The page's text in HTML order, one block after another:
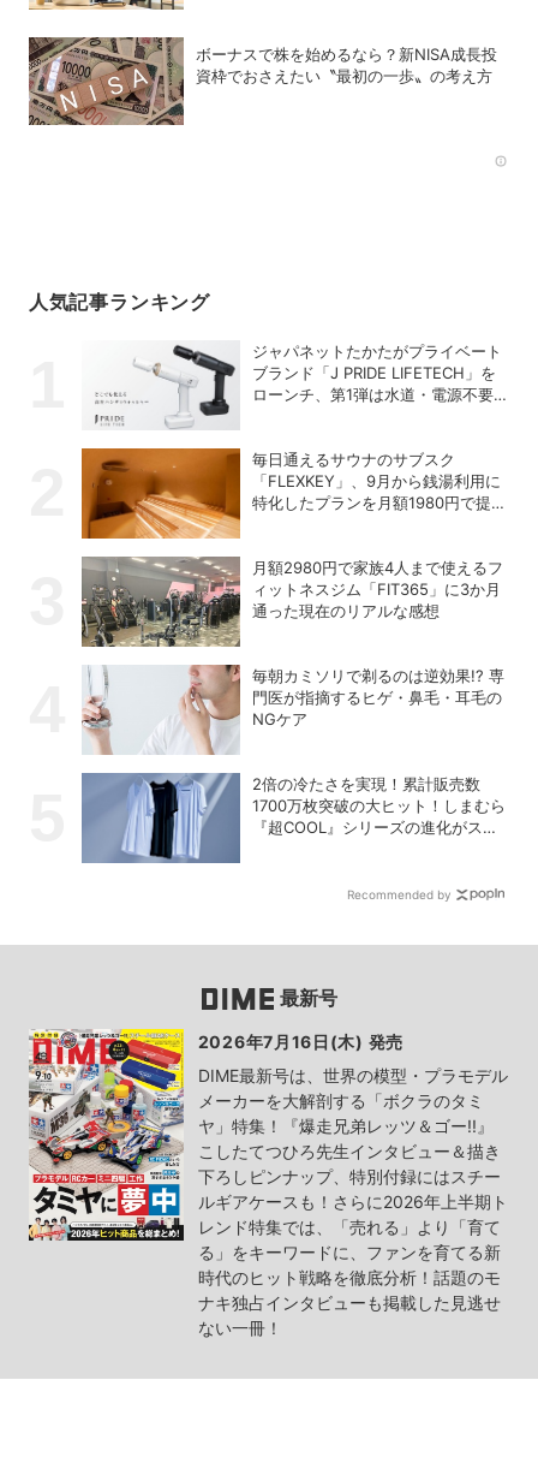
ボーナスで株を始めるなら？新NISA成長投
資枠でおさえたい〝最初の一歩〟の考え方
人気記事ランキング
ジャパネットたかたがプライベート
ブランド「J PRIDE LIFETECH」を
ローンチ、第1弾は水道・電源不要
毎日通えるサウナのサブスク
「FLEXKEY」、9月から銭湯利用に
特化したプランを月額1980円で提供
月額2980円で家族4人まで使えるフ
ィットネスジム「FIT365」に3か月
通った現在のリアルな感想
毎朝カミソリで剃るのは逆効果!? 専
門医が指摘するヒゲ・鼻毛・耳毛の
NGケア
2倍の冷たさを実現！累計販売数
1700万枚突破の大ヒット！しまむら
『超COOL』シリーズの進化がスゴ
Recommended by
最新号
2026年7月16日(木) 発売
DIME最新号は、世界の模型・プラモデル
メーカーを大解剖する「ボクラのタミ
ヤ」特集！『爆走兄弟レッツ＆ゴー!!』
こしたてつひろ先生インタビュー＆描き
下ろしピンナップ、特別付録にはスチー
ルギアケースも！さらに2026年上半期ト
レンド特集では、「売れる」より「育て
る」をキーワードに、ファンを育てる新
時代のヒット戦略を徹底分析！話題のモ
ナキ独占インタビューも掲載した見逃せ
ない一冊！